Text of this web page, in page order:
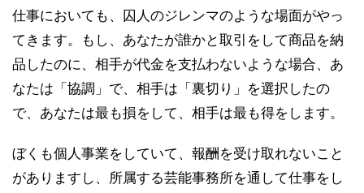
仕事においても、囚人のジレンマのような場面がやっ
てきます。もし、あなたが誰かと取引をして商品を納
品したのに、相手が代金を支払わないような場合、あ
なたは「協調」で、相手は「裏切り」を選択したの
で、あなたは最も損をして、相手は最も得をします。
ぼくも個人事業をしていて、報酬を受け取れないこと
がありますし、所属する芸能事務所を通して仕事をし